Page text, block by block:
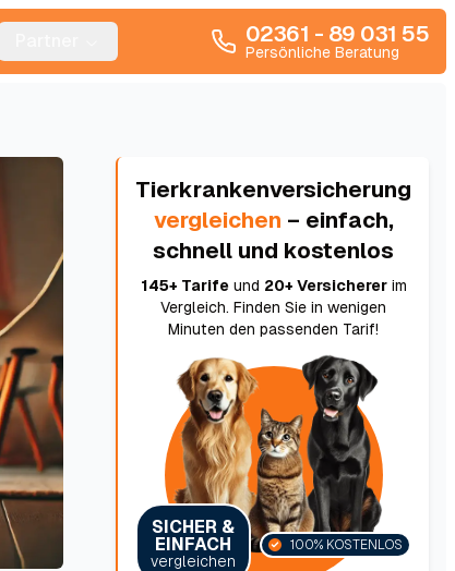
02361 - 89 031 55
Persönliche Beratung
Tierkrankenversicherung
vergleichen – einfach,
schnell und kostenlos
145+ Tarifeund 20+ Versichererim
Vergleich. Finden Sie in wenigen
Minuten den passenden Tarif!
SICHER &
EINFACH
vergleichen
100% KOSTENLOS